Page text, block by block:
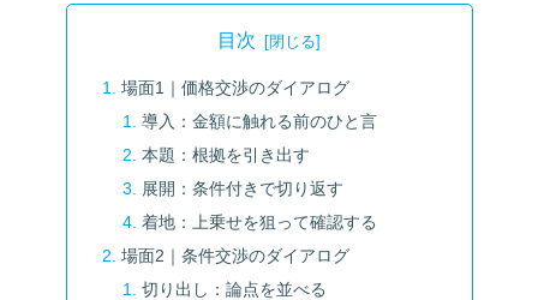
目次
場面1｜価格交渉のダイアログ
導入：金額に触れる前のひと言
本題：根拠を引き出す
展開：条件付きで切り返す
着地：上乗せを狙って確認する
場面2｜条件交渉のダイアログ
切り出し：論点を並べる